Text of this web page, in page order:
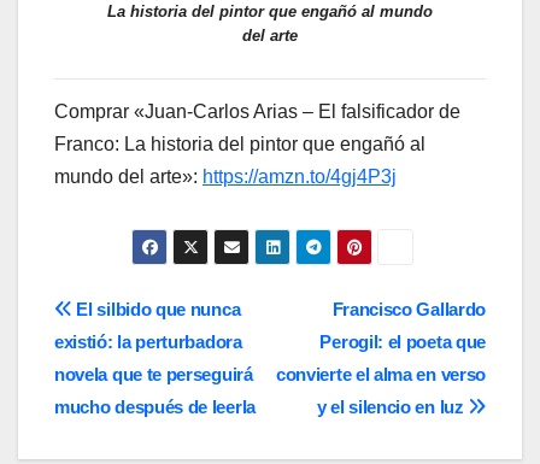
La historia del pintor que engañó al mundo
del arte
Comprar «Juan-Carlos Arias – El falsificador de
Franco: La historia del pintor que engañó al
mundo del arte»: https://amzn.to/4gj4P3j
Navegación
de
entradas
Francisco Gallardo
Perogil: el poeta que
convierte el alma en verso
y el silencio en luz
El silbido que nunca
existió: la perturbadora
novela que te perseguirá
mucho después de leerla